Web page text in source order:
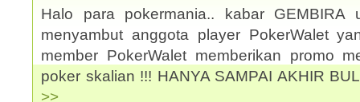
Halo para pokermania.. kabar GEMBIRA
menyambut anggota player PokerWalet
member PokerWalet memberikan promo
poker skalian !!! HANYA SAMPAI AKHIR
>>